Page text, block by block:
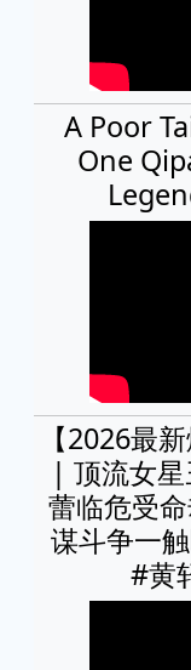
A Poor
One
【2026最
| 顶流女
蕾临危受
谋斗争一
#黄